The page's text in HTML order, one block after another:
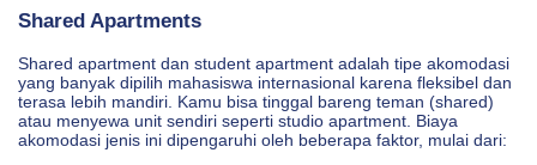
Shared Apartments
Shared apartment dan student apartment adalah tipe akomodasi
yang banyak dipilih mahasiswa internasional karena fleksibel dan
terasa lebih mandiri. Kamu bisa tinggal bareng teman (shared)
atau menyewa unit sendiri seperti studio apartment. Biaya
akomodasi jenis ini dipengaruhi oleh beberapa faktor, mulai dari: